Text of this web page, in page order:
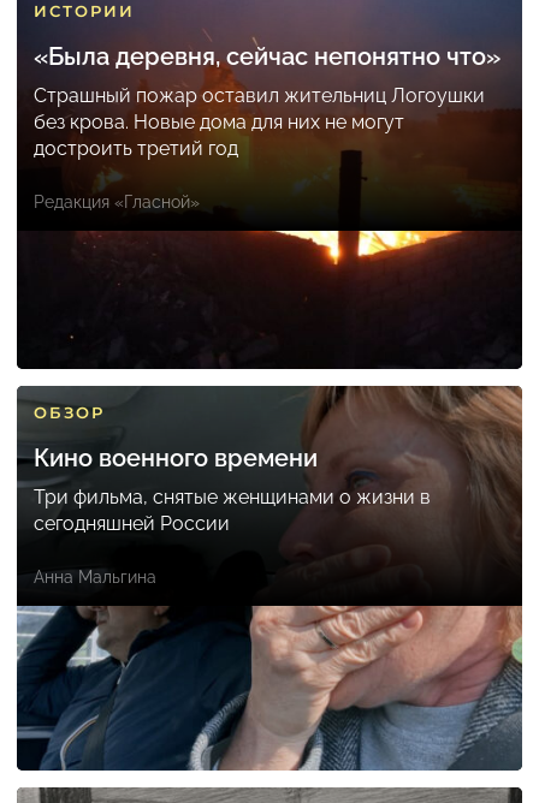
ИСТОРИИ
«Была деревня, сейчас непонятно что»
Страшный пожар оставил жительниц Логоушки
без крова. Новые дома для них не могут
достроить третий год
Редакция «Гласной»
ОБЗОР
Кино военного времени
Три фильма, снятые женщинами о жизни в
сегодняшней России
Анна Мальгина